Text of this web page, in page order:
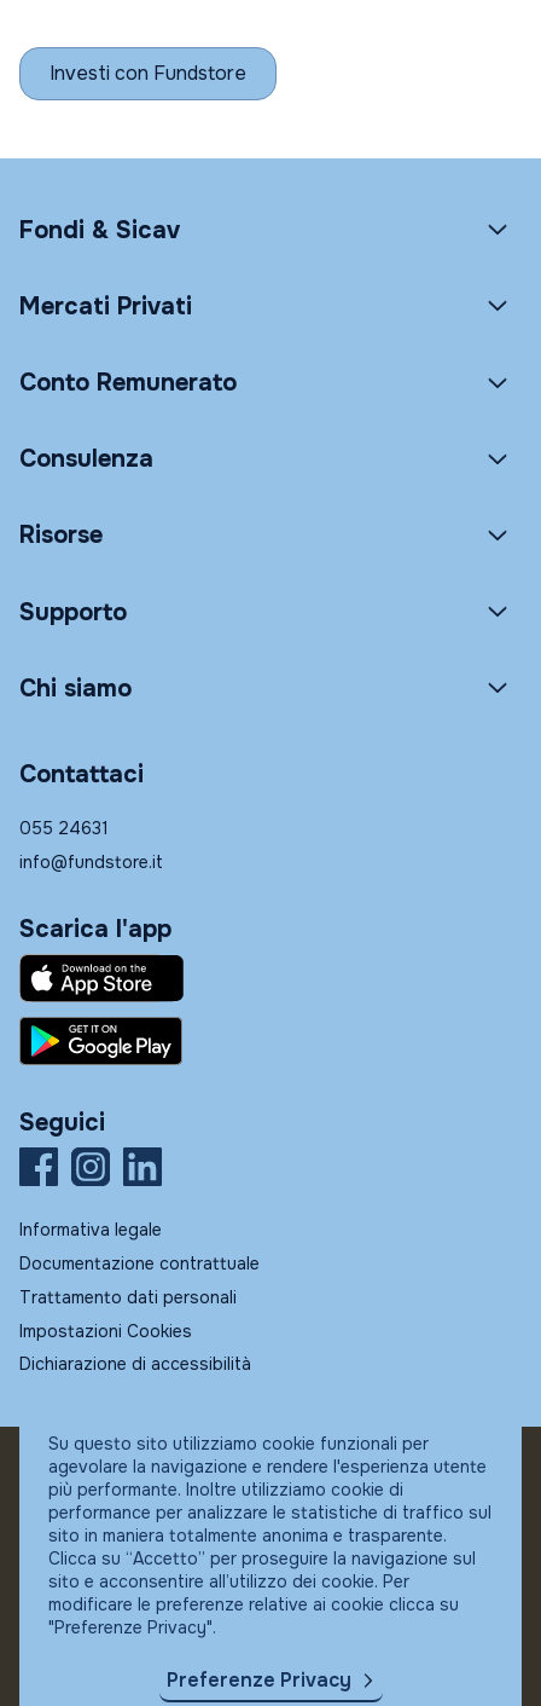
Investi con Fundstore
Fondi & Sicav
Mercati Privati
Conto Remunerato
Consulenza
Risorse
Supporto
Chi siamo
Contattaci
055 24631
info@fundstore.it
Scarica l'app
Seguici
Informativa legale
Documentazione contrattuale
Trattamento dati personali
Impostazioni Cookies
Dichiarazione di accessibilità
© Fundstore
Collocatore autorizzato:
Banca Ifigest SpA
P.Iva: 04337180485
Su questo sito utilizziamo cookie funzionali per
agevolare la navigazione e rendere l'esperienza utente
più performante. Inoltre utilizziamo cookie di
performance per analizzare le statistiche di traffico sul
sito in maniera totalmente anonima e trasparente.
Clicca su “Accetto” per proseguire la navigazione sul
sito e acconsentire all’utilizzo dei cookie. Per
modificare le preferenze relative ai cookie clicca su
"Preferenze Privacy".
Preferenze Privacy